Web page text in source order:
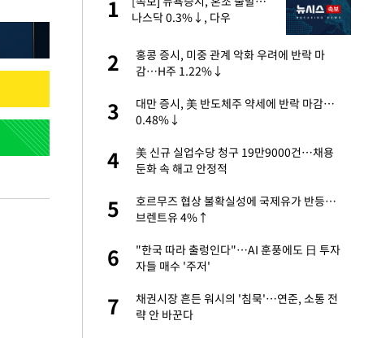
접대 파문에 "현
근황 "가볼 만하
고서 나왔다…월드
…나스닥
1
나스닥 0.3%↓, 다우
2
홍콩 증시, 미중 관계 악화 우려에 반락 마
감…H주 1.22%↓
3
대만 증시, 美 반도체주 약세에 반락 마감…
0.48%↓
4
美 신규 실업수당 청구 19만9000건…채용
둔화 속 해고 안정적
5
호르무즈 협상 불확실성에 국제유가 반등…
브렌트유 4%↑
6
"한국 따라 출렁인다"…AI 훈풍에도 日 투자
자들 매수 '주저'
7
채권시장 흔든 워시의 '침묵'…연준, 소통 전
략 안 바꾼다